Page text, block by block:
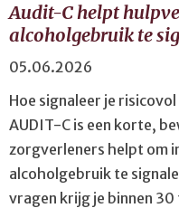
Audit-C helpt
alcoholgebruik te
05.06.2026
Hoe signaleer je
AUDIT-C is een korte,
zorgverleners helpt om
alcoholgebruik te
vragen krijg je binnen